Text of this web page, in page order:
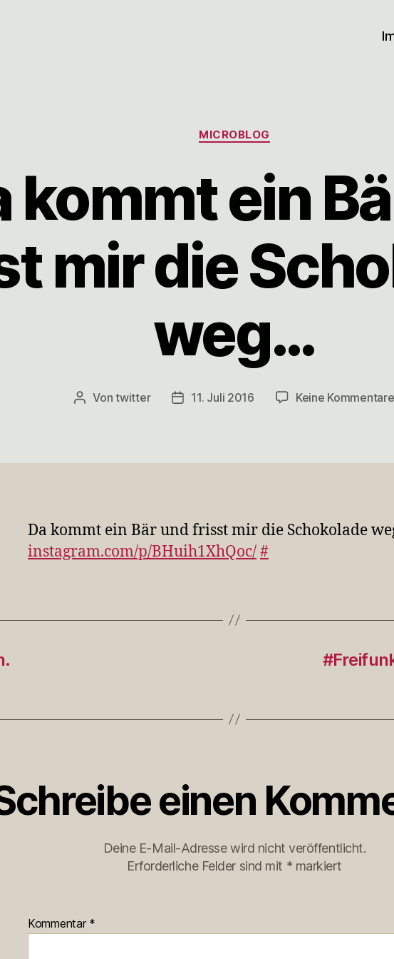
Kategorien
MICROBLOG
kommt ein
mir die
weg…
Beitragsautor
Vontwitter Veröffentlichungsdatum
11. Juli 2016 Keine Kommentare
Da kommt ein Bär und frisst mir die Schokolade
instagram.com/p/BHuih1XhQoc/#
einen
Deine E-Mail-Adresse wird nicht veröffentlicht.
Erforderliche Felder sind mit * markiert
Kommentar *